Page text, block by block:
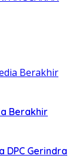
Berakhir
DPC Gerindra